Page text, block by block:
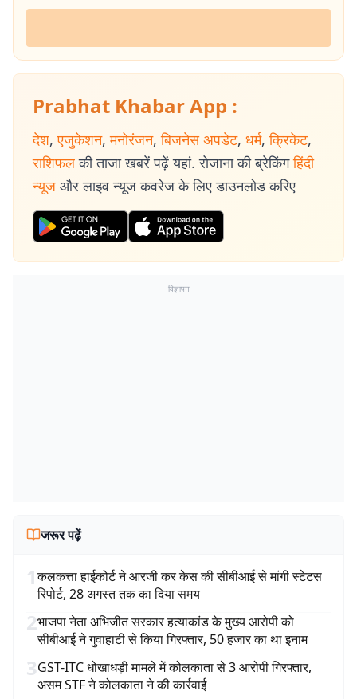
Prabhat Khabar App :
देश, एजुकेशन, मनोरंजन, बिजनेस अपडेट, धर्म, क्रिकेट,
राशिफल की ताजा खबरें पढ़ें यहां. रोजाना की ब्रेकिंग हिंदी
न्यूज और लाइव न्यूज कवरेज के लिए डाउनलोड करिए
विज्ञापन
जरूर पढ़ें
1कलकत्ता हाईकोर्ट ने आरजी कर केस की सीबीआई से मांगी स्टेटस
रिपोर्ट, 28 अगस्त तक का दिया समय
2भाजपा नेता अभिजीत सरकार हत्याकांड के मुख्य आरोपी को
सीबीआई ने गुवाहाटी से किया गिरफ्तार, 50 हजार का था इनाम
3GST-ITC धोखाधड़ी मामले में कोलकाता से 3 आरोपी गिरफ्तार,
असम STF ने कोलकाता ने की कार्रवाई